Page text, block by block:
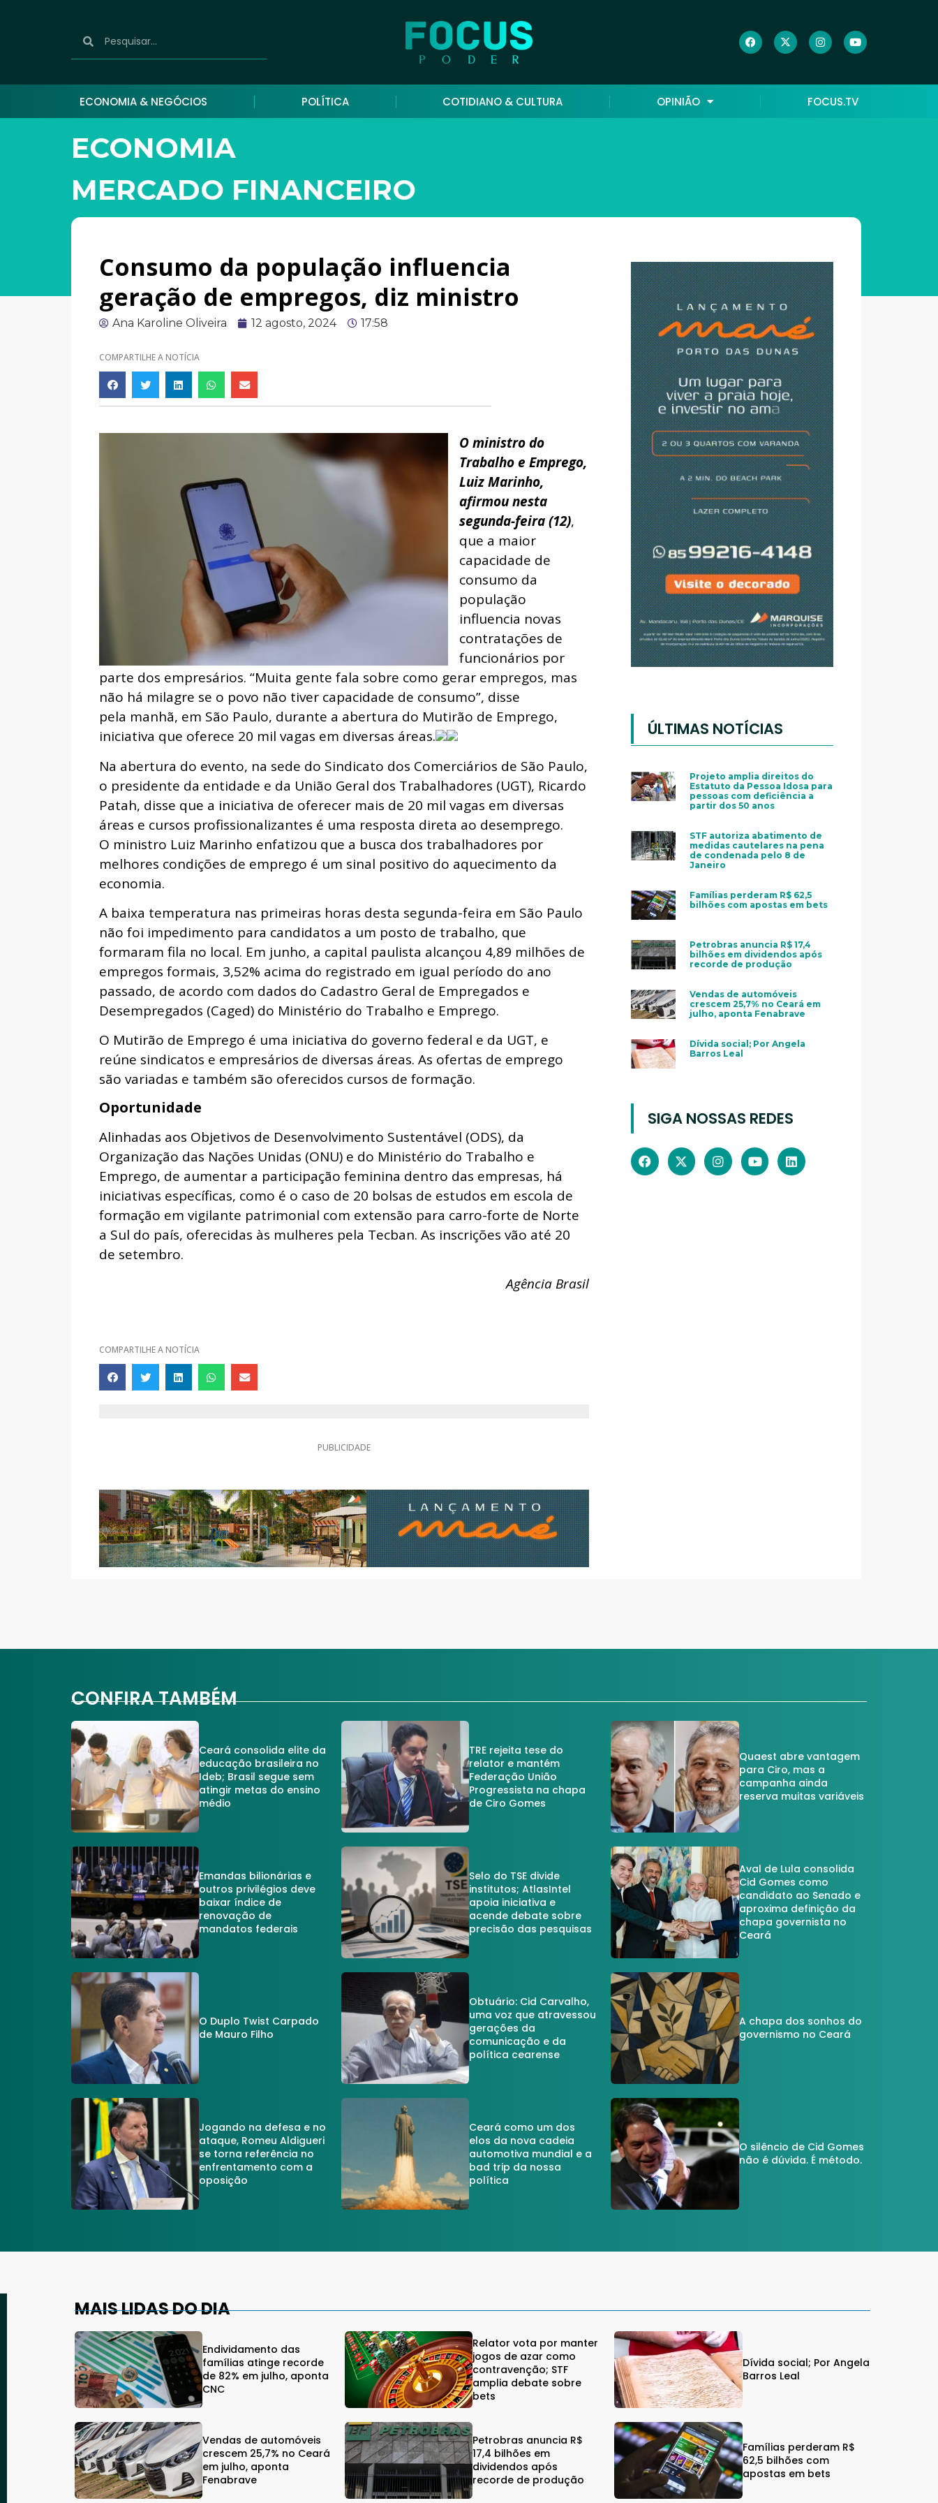
ECONOMIA & NEGÓCIOS POLÍTICA COTIDIANO & CULTURA OPINIÃO FOCUS.TV
ECONOMIA
MERCADO FINANCEIRO
Consumo da população influencia
geração de empregos, diz ministro
Ana Karoline Oliveira 12 agosto, 2024 17:58
COMPARTILHE A NOTÍCIA
O ministro do
Trabalho e Emprego,
Luiz Marinho,
afirmou nesta
segunda-feira (12),
que a maior
capacidade de
consumo da
população
influencia novas
contratações de
funcionários por
parte dos empresários. “Muita gente fala sobre como gerar empregos, mas
não há milagre se o povo não tiver capacidade de consumo”, disse
pela manhã, em São Paulo, durante a abertura do Mutirão de Emprego,
iniciativa que oferece 20 mil vagas em diversas áreas.
Na abertura do evento, na sede do Sindicato dos Comerciários de São Paulo,
o presidente da entidade e da União Geral dos Trabalhadores (UGT), Ricardo
Patah, disse que a iniciativa de oferecer mais de 20 mil vagas em diversas
áreas e cursos profissionalizantes é uma resposta direta ao desemprego.
O ministro Luiz Marinho enfatizou que a busca dos trabalhadores por
melhores condições de emprego é um sinal positivo do aquecimento da
economia.
A baixa temperatura nas primeiras horas desta segunda-feira em São Paulo
não foi impedimento para candidatos a um posto de trabalho, que
formaram fila no local. Em junho, a capital paulista alcançou 4,89 milhões de
empregos formais, 3,52% acima do registrado em igual período do ano
passado, de acordo com dados do Cadastro Geral de Empregados e
Desempregados (Caged) do Ministério do Trabalho e Emprego.
O Mutirão de Emprego é uma iniciativa do governo federal e da UGT, e
reúne sindicatos e empresários de diversas áreas. As ofertas de emprego
são variadas e também são oferecidos cursos de formação.
Oportunidade
Alinhadas aos Objetivos de Desenvolvimento Sustentável (ODS), da
Organização das Nações Unidas (ONU) e do Ministério do Trabalho e
Emprego, de aumentar a participação feminina dentro das empresas, há
iniciativas específicas, como é o caso de 20 bolsas de estudos em escola de
formação em vigilante patrimonial com extensão para carro-forte de Norte
a Sul do país, oferecidas às mulheres pela Tecban. As inscrições vão até 20
de setembro.
Agência Brasil
COMPARTILHE A NOTÍCIA
PUBLICIDADE
ÚLTIMAS NOTÍCIAS
Projeto amplia direitos do
Estatuto da Pessoa Idosa para
pessoas com deficiência a
partir dos 50 anos
STF autoriza abatimento de
medidas cautelares na pena
de condenada pelo 8 de
Janeiro
Famílias perderam R$ 62,5
bilhões com apostas em bets
Petrobras anuncia R$ 17,4
bilhões em dividendos após
recorde de produção
Vendas de automóveis
crescem 25,7% no Ceará em
julho, aponta Fenabrave
Dívida social; Por Angela
Barros Leal
SIGA NOSSAS REDES
CONFIRA TAMBÉM
Ceará consolida elite da
educação brasileira no
Ideb; Brasil segue sem
atingir metas do ensino
médio
TRE rejeita tese do
relator e mantém
Federação União
Progressista na chapa
de Ciro Gomes
Quaest abre vantagem
para Ciro, mas a
campanha ainda
reserva muitas variáveis
Emandas bilionárias e
outros privilégios deve
baixar índice de
renovação de
mandatos federais
Selo do TSE divide
institutos; AtlasIntel
apoia iniciativa e
acende debate sobre
precisão das pesquisas
Aval de Lula consolida
Cid Gomes como
candidato ao Senado e
aproxima definição da
chapa governista no
Ceará
O Duplo Twist Carpado
de Mauro Filho
Obtuário: Cid Carvalho,
uma voz que atravessou
gerações da
comunicação e da
política cearense
A chapa dos sonhos do
governismo no Ceará
Jogando na defesa e no
ataque, Romeu Aldigueri
se torna referência no
enfrentamento com a
oposição
Ceará como um dos
elos da nova cadeia
automotiva mundial e a
bad trip da nossa
política
O silêncio de Cid Gomes
não é dúvida. É método.
MAIS LIDAS DO DIA
Endividamento das
famílias atinge recorde
de 82% em julho, aponta
CNC
Relator vota por manter
jogos de azar como
contravenção; STF
amplia debate sobre
bets
Dívida social; Por Angela
Barros Leal
Vendas de automóveis
crescem 25,7% no Ceará
em julho, aponta
Fenabrave
Petrobras anuncia R$
17,4 bilhões em
dividendos após
recorde de produção
Famílias perderam R$
62,5 bilhões com
apostas em bets